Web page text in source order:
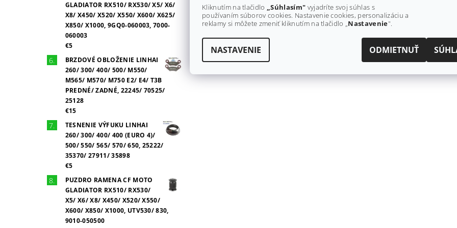
GLADIATOR RX510/ RX530/ X5/ X6/
X8/ X450/ X520/ X550/ X600/ X625/
X850/ X1000, 9GQ0-060003, 7000-
060003
€5
BRZDOVÉ OBLOŽENIE LINHAI
260/ 300/ 400/ 500/ M550/
M565/ M570/ M750 E2/ E4/ T3B
PREDNÉ/ ZADNÉ, 22245/ 70525/
25128
€15
TESNENIE VÝFUKU LINHAI
260/ 300/ 400/ 400 (EURO 4)/
500/ 550/ 565/ 570/ 650, 25222/
35370/ 27911/ 35898
€5
PUZDRO RAMENA CF MOTO
GLADIATOR RX510/ RX530/
X5/ X6/ X8/ X450/ X520/ X550/
X600/ X850/ X1000, UTV530/ 830,
9010-050500
Kliknutím na tlačidlo „Súhlasím" vyjadríte svoj súhlas s
používaním súborov cookies. Nastavenie cookies, personalizáciu a
reklamy si môžete zmeniť kliknutím na tlačidlo „Nastavenie".
NASTAVENIE ODMIETNUŤ